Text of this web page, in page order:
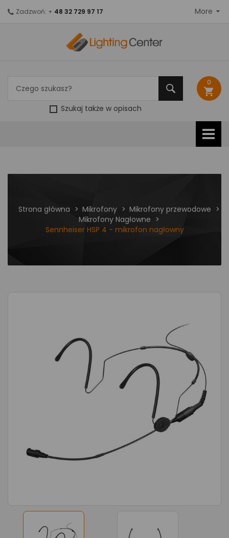
Szukaj także w opisach
0
shopping_cart
Zadzwoń: + 48 32 729 97 17 More
Strona główna Mikrofony
Mikrofony przewodowe
Mikrofony Nagłowne
Sennheiser HSP 4 - mikrofon nagłowny